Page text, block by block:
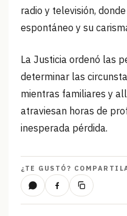
radio y televisión,
espontáneo y su
La Justicia ordenó las
determinar las
mientras familiares y
atraviesan horas de
inesperada pérdida.
¿TE GUSTÓ?